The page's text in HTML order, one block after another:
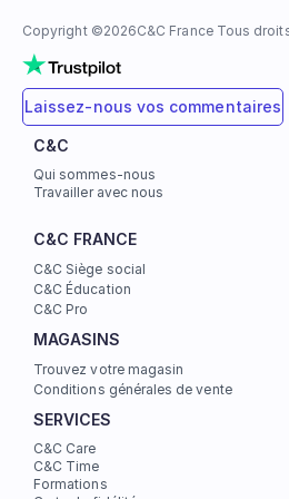
C&C
Qui sommes-nous
Travailler avec nous
C&C FRANCE
C&C Siège social
C&C Éducation
C&C Pro
MAGASINS
Trouvez votre magasin
Conditions générales de vente
SERVICES
C&C Care
C&C Time
Formations
Copyright ©2026C&C France Tous
Laissez-nous vos commentaires